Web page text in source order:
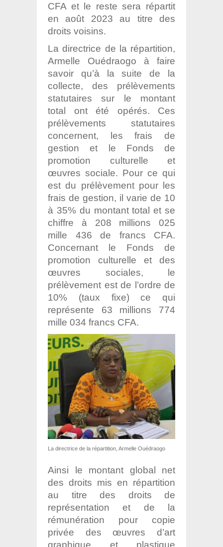
CFA et le reste sera répartit
en août 2023 au titre des
droits voisins.
La directrice de la répartition,
Armelle Ouédraogo à faire
savoir qu’à la suite de la
collecte, des prélèvements
statutaires sur le montant
total ont été opérés. Ces
prélèvements statutaires
concernent, les frais de
gestion et le Fonds de
promotion culturelle et
œuvres sociale. Pour ce qui
est du prélèvement pour les
frais de gestion, il varie de 10
à 35% du montant total et se
chiffre à 208 millions 025
mille 436 de francs CFA.
Concernant le Fonds de
promotion culturelle et des
œuvres sociales, le
prélèvement est de l’ordre de
10% (taux fixe) ce qui
représente 63 millions 774
mille 034 francs CFA.
La directrice de la répartition, Armelle Ouédraogo
Ainsi le montant global net
des droits mis en répartition
au titre des droits de
représentation et de la
rémunération pour copie
privée des œuvres d’art